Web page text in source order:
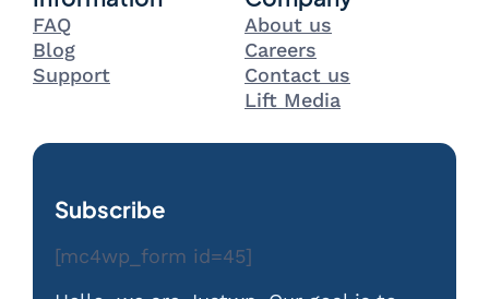
FAQ
Blog
Support
About us
Careers
Contact us
Lift Media
Subscribe
[mc4wp_form id=45]